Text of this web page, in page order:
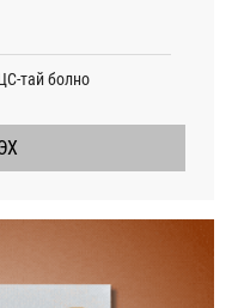
тай болно